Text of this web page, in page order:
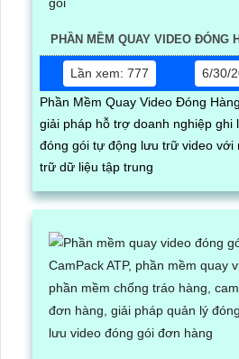
PHẦN MỀM QUAY VIDEO ĐÓNG
Lần xem: 777
6/30/
Phần Mềm Quay Video Đóng
giải pháp hỗ trợ doanh nghiệp ghi
đóng gói tự động lưu trữ video với
trữ dữ liệu tập trung